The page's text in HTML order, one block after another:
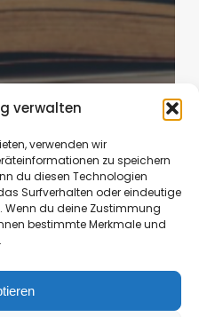
verwalten
verwenden wir
zu speichern
du diesen Technologien
Surfverhalten oder eindeutige
Wenn du deine Zustimmung
bestimmte Merkmale und
in